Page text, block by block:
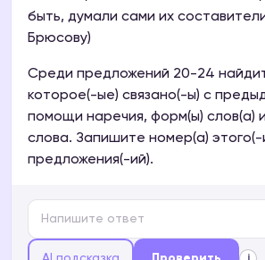
быть, думали сами их
Брюсову)
Среди предложений 20-24
которое(-ые) связано(-ы) с
помощи наречия, форм(ы) слов(а)
слова. Запишите номер(а) этого(-
предложения(-ий).